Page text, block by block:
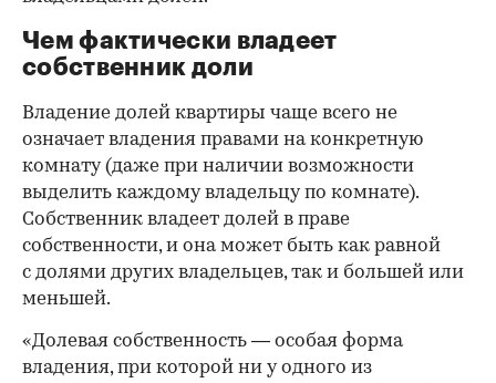
Чем фактически владеет
собственник доли
Владение долей квартиры чаще всего не
означает владения правами на конкретную
комнату (даже при наличии возможности
выделить каждому владельцу по комнате).
Собственник владеет долей в праве
собственности, и она может быть как равной
с долями других владельцев, так и большей или
меньшей.
«Долевая собственность — особая форма
владения, при которой ни у одного из